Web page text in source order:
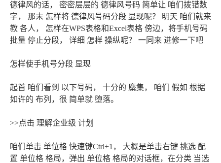
德律风的话， 密密层层的 德律风号码 简单让 咱们拨错数
字， 那末 怎样将 德律风号码分段 显现呢？ 明天 咱们就来
教 各人， 怎样在WPS表格和Excel表格 傍边，将手机号码
批量 停止分段， 详细 怎样 操纵呢？ 一同来 进修一下吧
怎样使手机号分段 显现
起首 咱们看到 以下号码， 十分的 麋集， 咱们 假如 根据
如许的 布列，很 简单就 堕落。
>>点击 理解企业级 计划
咱们单击 单位格 快速键Ctrl+1， 大概是单击右键 挑选 配
置 单位格 格局，弹出 单位格 格局的对话框，在分类 当选